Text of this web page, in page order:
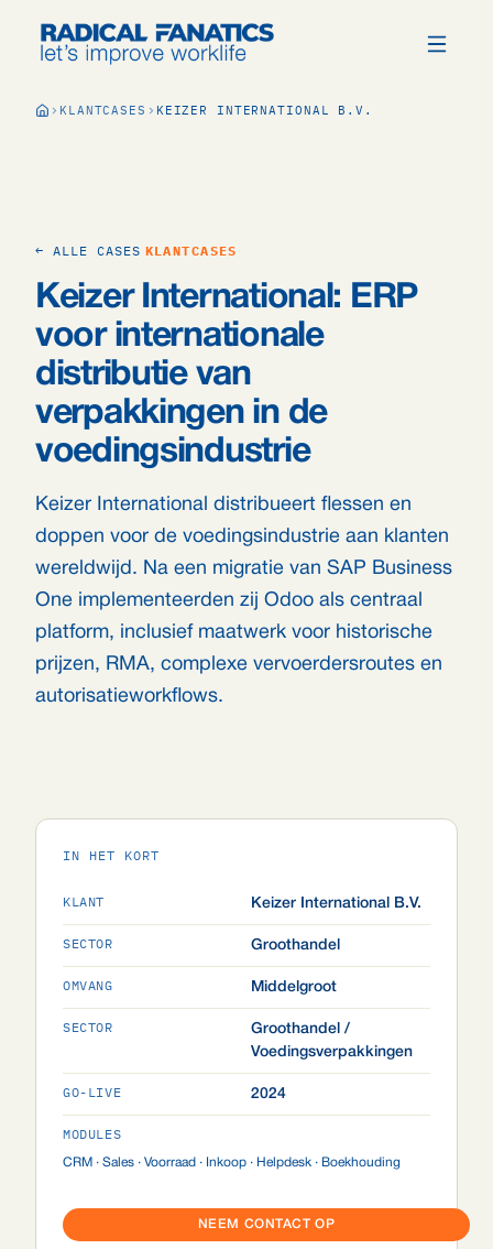
KLANTCASES KEIZER INTERNATIONAL B.V.
← ALLE CASES KLANTCASES
Keizer International: ERP
voor internationale
distributie van
verpakkingen in de
voedingsindustrie
Keizer International distribueert flessen en
doppen voor de voedingsindustrie aan klanten
wereldwijd. Na een migratie van SAP Business
One implementeerden zij Odoo als centraal
platform, inclusief maatwerk voor historische
prijzen, RMA, complexe vervoerdersroutes en
autorisatieworkflows.
IN HET KORT
KLANT Keizer International B.V.
SECTOR Groothandel
OMVANG Middelgroot
SECTOR
Groothandel /
Voedingsverpakkingen
GO-LIVE 2024
MODULES
CRM · Sales · Voorraad · Inkoop · Helpdesk · Boekhouding
NEEM CONTACT OP